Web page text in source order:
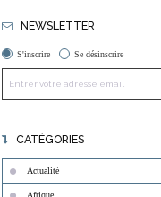
NEWSLETTER
S'inscrire Se désinscrire
CATÉGORIES
Actualité